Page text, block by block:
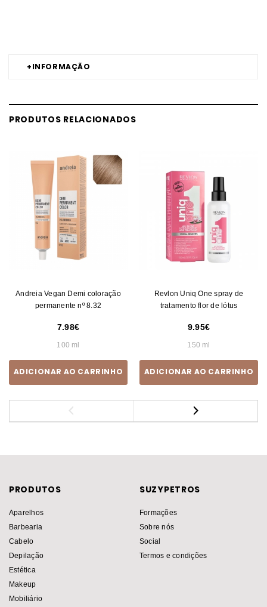
+INFORMAÇÃO
PRODUTOS RELACIONADOS
Andreia Vegan Demi coloração
permanente nº 8.32
7.98
100 ml
ADICIONAR AO CARRINHO
Revlon Uniq One spray de
tratamento flor de lótus
9.95
150 ml
ADICIONAR AO CARRINHO
PRODUTOS
Aparelhos
Barbearia
Cabelo
Depilação
Estética
Makeup
Mobiliário
SUZYPETROS
Formações
Sobre nós
Social
Termos e condições